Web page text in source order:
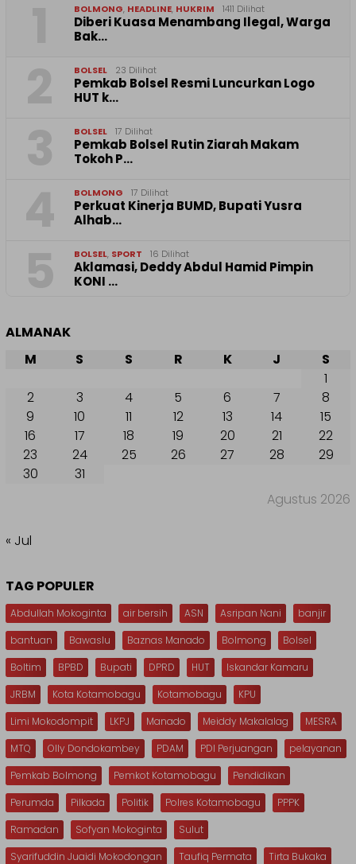
BOLMONG, HEADLINE, HUKRIM 1411 Dilihat
Diberi Kuasa Menambang Ilegal, Warga
Bak…
BOLSEL 23 Dilihat
Pemkab Bolsel Resmi Luncurkan Logo
HUT k…
BOLSEL 17 Dilihat
Pemkab Bolsel Rutin Ziarah Makam
Tokoh P…
BOLMONG 17 Dilihat
Perkuat Kinerja BUMD, Bupati Yusra
Alhab…
BOLSEL, SPORT 16 Dilihat
Aklamasi, Deddy Abdul Hamid Pimpin
KONI …
ALMANAK
Agustus 2026
M S S R K J
S
1
2
3 4 5 6 7
8
9
10 11 12 13 14
15
16
17 18 19 20 21
22
23
24 25 26 27 28
29
30
31
« Jul
TAG POPULER
Abdullah Mokoginta air bersih ASN Asripan Nani
banjir
bantuan
Bawaslu Baznas Manado Bolmong
Bolsel
Boltim
BPBD Bupati DPRD HUT
Iskandar Kamaru
JRBM
Kota Kotamobagu Kotamobagu
KPU
Limi Mokodompit
LKPJ Manado Meiddy Makalalag
MESRA
MTQ
Olly Dondokambey PDAM PDI Perjuangan
pelayanan
Pemkab Bolmong
Pemkot Kotamobagu
Pendidikan
Perumda
Pilkada Politik Polres Kotamobagu
PPPK
Ramadan
Sofyan Mokoginta
Sulut
Syarifuddin Juaidi Mokodongan
Taufiq Permata
Tirta Bukaka